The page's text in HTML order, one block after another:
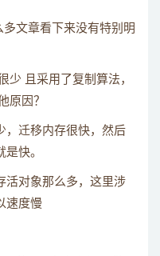
文章看下来没有特别明
少 且采用了复制算法，
原因？
，迁移内存很快，然后
快。
活对象那么多，这里涉
速度慢